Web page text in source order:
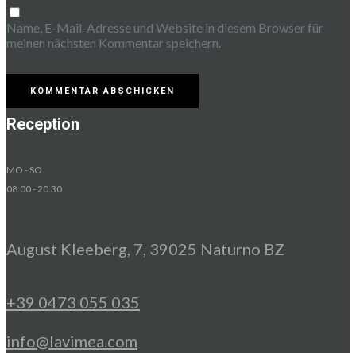
Name, E-Mail-Adresse und Website in diesem Browser für
meinen nächsten Kommentar speichern.
Reception
MO - SO
08.00 - 20.30
August Kleeberg, 7, 39025 Naturno BZ
+39 0473 055 035
info@lavimea.com